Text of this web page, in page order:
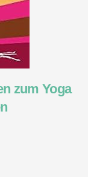
zum Yoga